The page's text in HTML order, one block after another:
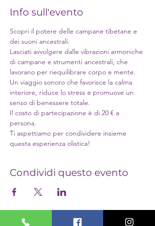
Info sull'evento
Scopri il potere delle campane tibetane e
dei suoni ancestrali.
Lasciati avvolgere dalle vibrazioni armoniche
di campane e strumenti ancestrali, che
lavorano per riequilibrare corpo e mente.
Un viaggio sonoro che favorisce la calma
interiore, riduce lo stress e promuove un
senso di benessere totale.
Il costo di partecipazione è di 20 € a
persona.
Ti aspettiamo per condividere insieme
questa esperienza olistica!
Condividi questo evento